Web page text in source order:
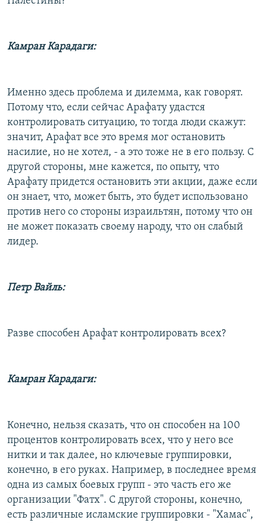
Камран Карадаги:
Именно здесь проблема и дилемма, как говорят.
Потому что, если сейчас Арафату удастся
контролировать ситуацию, то тогда люди скажут:
значит, Арафат все это время мог остановить
насилие, но не хотел, - а это тоже не в его пользу. С
другой стороны, мне кажется, по опыту, что
Арафату придется остановить эти акции, даже если
он знает, что, может быть, это будет использовано
против него со стороны израильтян, потому что он
не может показать своему народу, что он слабый
лидер.
Петр Вайль:
Разве способен Арафат контролировать всех?
Камран Карадаги:
Конечно, нельзя сказать, что он способен на 100
процентов контролировать всех, что у него все
нитки и так далее, но ключевые группировки,
конечно, в его руках. Например, в последнее время
одна из самых боевых групп - это часть его же
организации "Фатх". С другой стороны, конечно,
есть различные исламские группировки - "Хамас",